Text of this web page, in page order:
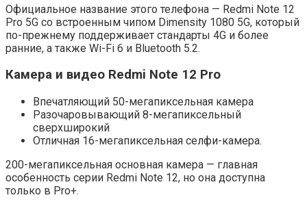
Официальное название этого телефона — Redmi Note 12
Pro 5G со встроенным чипом Dimensity 1080 5G, который
по-прежнему поддерживает стандарты 4G и более
ранние, а также Wi-Fi 6 и Bluetooth 5.2.
Камера и видео Redmi Note 12 Pro
Впечатляющий 50-мегапиксельная камера
Разочаровывающий 8-мегапиксельный
сверхширокий
Отличная 16-мегапиксельная селфи-камера.
200-мегапиксельная основная камера — главная
особенность серии Redmi Note 12, но она доступна
только в Pro+.